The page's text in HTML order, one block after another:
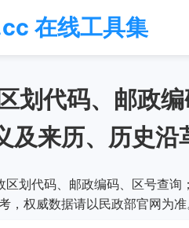
在线工具集
划代码、邮政
及来历、历史沿
区划代码、邮政编码、区号查
，权威数据请以民政部官网为准